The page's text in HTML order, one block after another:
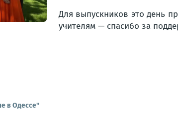
Для выпускников это день
учителям — спасибо за
в Одессе"